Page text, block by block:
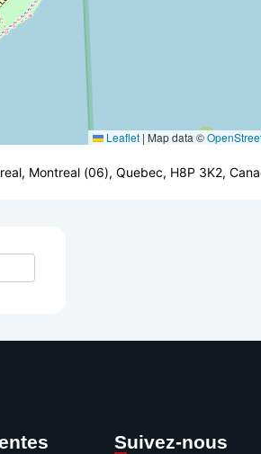
Leaflet | Map data ©
Montreal (06), Quebec, H8P 3K2,
Suivez-nous